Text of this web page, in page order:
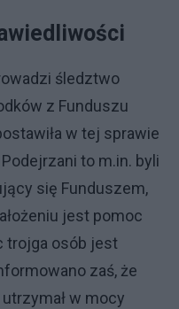
śledztwo
z Funduszu
w tej sprawie
to m.in. byli
się Funduszem,
jest pomoc
trojga osób jest
zaś, że
w mocy